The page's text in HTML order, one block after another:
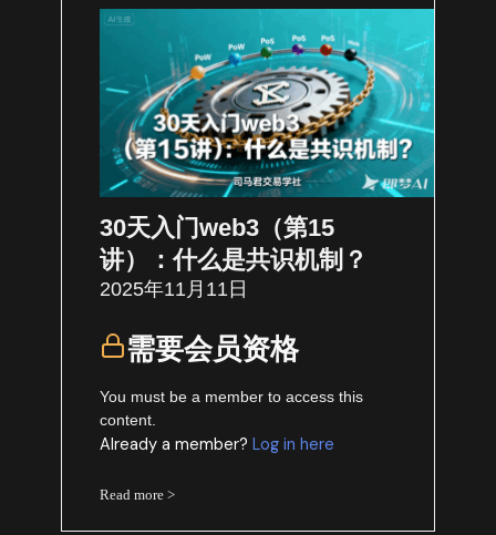
30天入门web3（第15
讲）：什么是共识机制？
2025年11月11日
需要会员资格
You must be a member to access this
content.
Already a member?Log in here
Read more >